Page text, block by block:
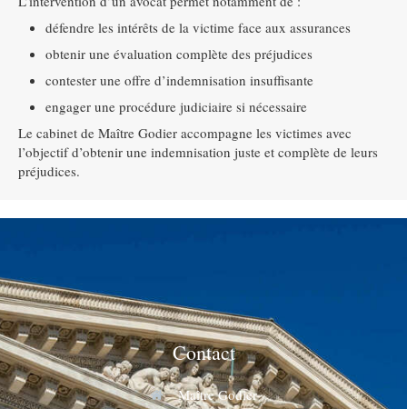
défendre les intérêts de la victime face aux assurances
obtenir une évaluation complète des préjudices
contester une offre d’indemnisation insuffisante
engager une procédure judiciaire si nécessaire
Le cabinet de Maître Godier accompagne les victimes avec
l’objectif d’obtenir une indemnisation juste et complète de leurs
préjudices.
Contact
Maître Godier